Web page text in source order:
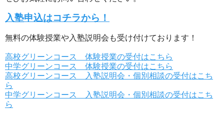
入塾申込はコチラから！
無料の体験授業や入塾説明会も受け付けております！
高校グリーンコース 体験授業の受付はこちら
中学グリーンコース 体験授業の受付はこちら
高校グリーンコース 入塾説明会・個別相談の受付はこち
ら
中学グリーンコース 入塾説明会・個別相談の受付はこち
ら